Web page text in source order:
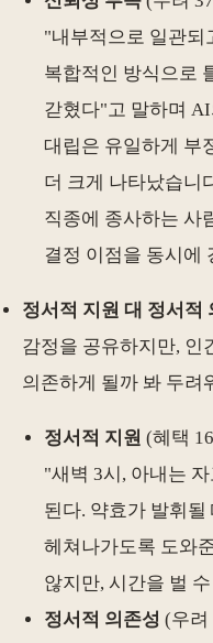
"내부적으로 일관되
복합적인 방식으로
갇혔다"고 말하며
대립은 유일하게 부
더 크게 나타났습니
직종에 종사하는 사
결정 이점을 동시에
정서적 지원 대 정서적
감정을 공유하지만, 인
의존하게 될까 봐 두려
정서적 지원 (혜택
"새벽 3시, 아내는
된다. 약효가 발휘
헤쳐나가도록 도와
않지만, 시간을 벌
정서적 의존성 (우려